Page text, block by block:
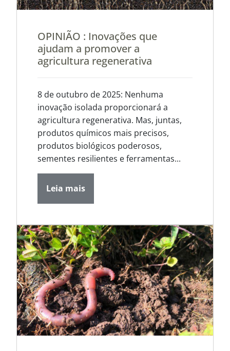
OPINIÃO : Inovações que
ajudam a promover a
agricultura regenerativa
8 de outubro de 2025: Nenhuma
inovação isolada proporcionará a
agricultura regenerativa. Mas, juntas,
produtos químicos mais precisos,
produtos biológicos poderosos,
sementes resilientes e ferramentas...
Leia mais